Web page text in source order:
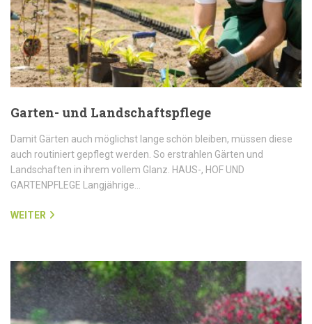
Garten- und Landschaftspflege
Damit Gärten auch möglichst lange schön bleiben, müssen diese
auch routiniert gepflegt werden. So erstrahlen Gärten und
Landschaften in ihrem vollem Glanz. HAUS-, HOF UND
GARTENPFLEGE Langjährige…
WEITER